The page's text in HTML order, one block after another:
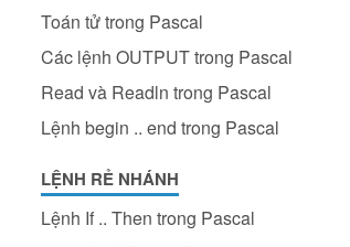
Toán tử trong Pascal
Các lệnh OUTPUT trong Pascal
Read và Readln trong Pascal
Lệnh begin .. end trong Pascal
LỆNH RẺ NHÁNH
Lệnh If .. Then trong Pascal